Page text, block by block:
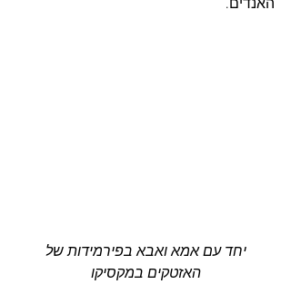
האנדים.
יחד עם אמא ואבא בפירמידות של
האזטקים במקסיקו